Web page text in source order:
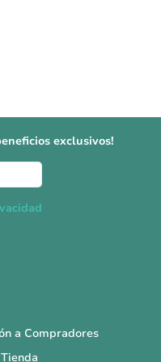
exclusivos!
a Compradores